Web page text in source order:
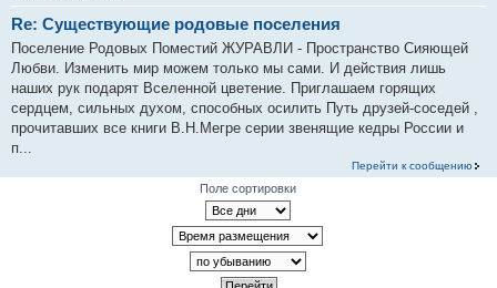
Re: Существующие родовые поселения
Поселение Родовых Поместий ЖУРАВЛИ - Пространство Сияющей
Любви. Изменить мир можем только мы сами. И действия лишь
наших рук подарят Вселенной цветение. Приглашаем горящих
сердцем, сильных духом, способных осилить Путь друзей-соседей ,
прочитавших все книги В.Н.Мегре серии звенящие кедры России и
п...
Перейти к сообщению
Поле сортировки